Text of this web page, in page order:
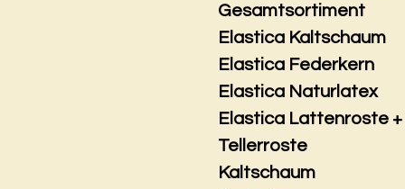
Gesamtsortiment
Elastica Kaltschaum
Elastica Federkern
Elastica Naturlatex
Elastica Lattenroste +
Tellerroste
Kaltschaum